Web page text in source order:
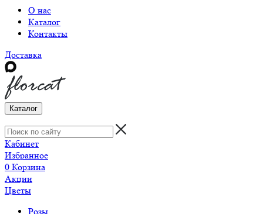
О нас
Каталог
Контакты
Доставка
Каталог
Кабинет
Избранное
0 Корзина
Акции
Цветы
Розы